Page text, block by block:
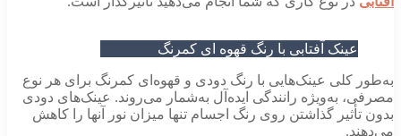
عینک آفتابی با رنگ قهوه ای کمرنگ
به‌طور کلی عینک‌هایی با رنگ دودی و قهوه‌ای کمرنگ برای هر نوع
مصرفی، به‌ویژه رانندگی ایده‌آل به‌شمار می‌روند. عینک‌های دودی
بدون تأثیر گذاشتن روی رنگ اجسام تنها میزان نور آنها را کاهش
می‌دهند.